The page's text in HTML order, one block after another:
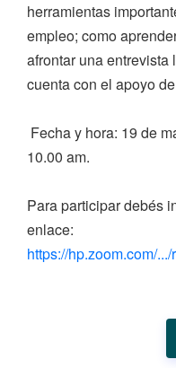
herramientas
empleo; como
afrontar una entrevista
cuenta con el apoyo
Fecha y hora: 19 de
10.00 am.
Para participar debés
enlace:
https://hp.zoom.com/